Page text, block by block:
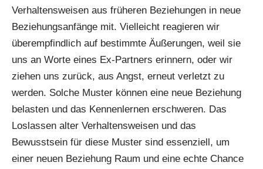
Verhaltensweisen aus früheren Beziehungen in neue
Beziehungsanfänge mit. Vielleicht reagieren wir
überempfindlich auf bestimmte Äußerungen, weil sie
uns an Worte eines Ex-Partners erinnern, oder wir
ziehen uns zurück, aus Angst, erneut verletzt zu
werden. Solche Muster können eine neue Beziehung
belasten und das Kennenlernen erschweren. Das
Loslassen alter Verhaltensweisen und das
Bewusstsein für diese Muster sind essenziell, um
einer neuen Beziehung Raum und eine echte Chance